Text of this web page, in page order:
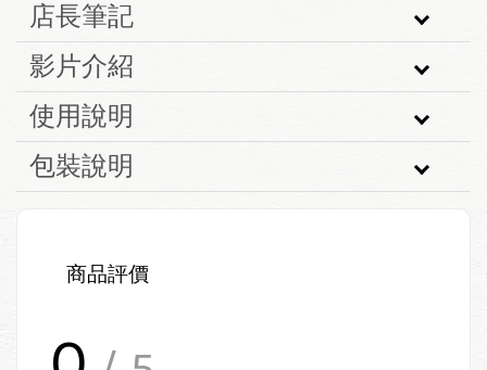
店長筆記
影片介紹
使用說明
包裝說明
商品評價